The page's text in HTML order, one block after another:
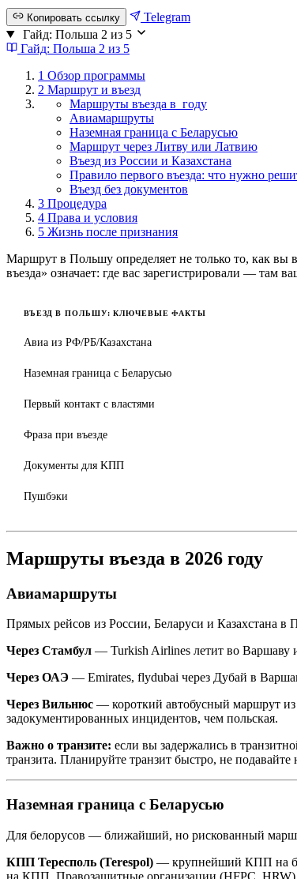
Копировать ссылку
Telegram
Гайд: Польша 2 из 5
Гайд: Польша 2 из 5
1 Обзор программы
2 Маршрут и въезд
Маршруты въезда в году
Авиамаршруты
Наземная граница с Беларусью
Маршрут через Литву или Латвию
Въезд из России и Казахстана
Правило первого въезда: что нужно
Въезд без документов
3 Процедура
4 Права и условия
5 Жизнь после признания
Маршрут в Польшу определяет не только то, как вы
въезда» означает: где вас зарегистрировали — там
ВЪЕЗД В ПОЛЬШУ: КЛЮЧЕВЫЕ ФАКТЫ
Авиа из РФ/РБ/Казахстана
Наземная граница с Беларусью
Первый контакт с властями
Фраза при въезде
Документы для KПП
Пушбэки
Маршруты въезда в 2026 году
Авиамаршруты
Прямых рейсов из России, Беларуси и Казахстана
Через Стамбул — Turkish Airlines летит во Варшаву
Через ОАЭ — Emirates, flydubai через Дубай в
Через Вильнюс — короткий автобусный маршрут
задокументированных инцидентов, чем польская.
Важно о транзите: если вы задержались в
транзита. Планируйте транзит быстро, не
Наземная граница с Беларусью
Для белорусов — ближайший, но рискованный
КПП Тересполь (Terespol) — крупнейший КПП на
на КПП. Правозащитные организации (HFPC,